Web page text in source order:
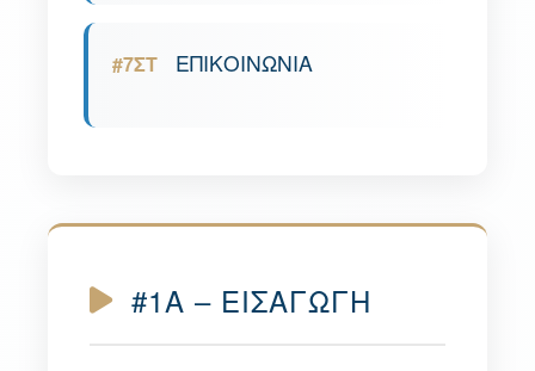
#7ΣΤ ΕΠΙΚΟΙΝΩΝΙΑ
#1A – ΕΙΣΑΓΩΓΗ